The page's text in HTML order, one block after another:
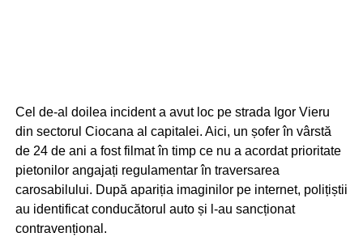
Cel de-al doilea incident a avut loc pe strada Igor Vieru
din sectorul Ciocana al capitalei. Aici, un șofer în vârstă
de 24 de ani a fost filmat în timp ce nu a acordat prioritate
pietonilor angajați regulamentar în traversarea
carosabilului. După apariția imaginilor pe internet, polițiștii
au identificat conducătorul auto și l-au sancționat
contravențional.